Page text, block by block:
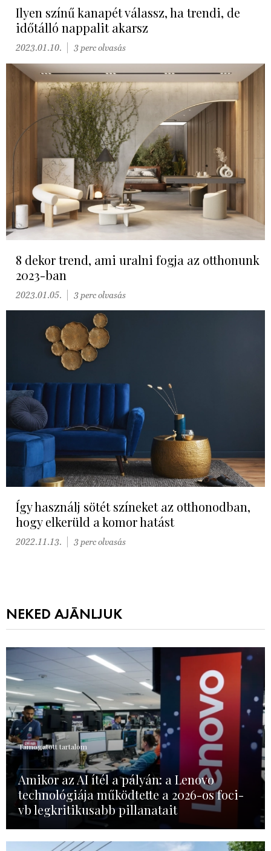
Ilyen színű kanapét válassz, ha trendi, de
időtálló nappalit akarsz
2023.01.10. 3 perc olvasás
8 dekor trend, ami uralni fogja az otthonunk
2023-ban
2023.01.05. 3 perc olvasás
Így használj sötét színeket az otthonodban,
hogy elkerüld a komor hatást
2022.11.13. 3 perc olvasás
NEKED AJÁNLJUK
Támogatott tartalom
Amikor az AI ítél a pályán: a Lenovo
technológiája működtette a 2026-os foci-
vb legkritikusabb pillanatait